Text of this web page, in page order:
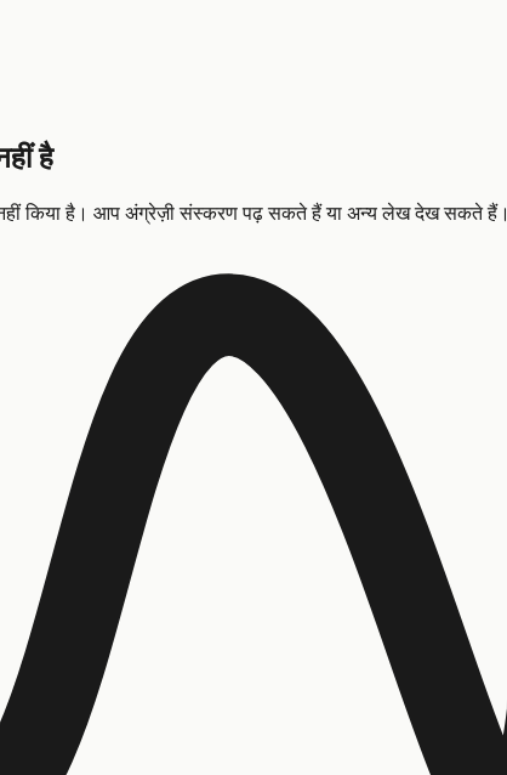
है
नहीं किया है। आप अंग्रेज़ी संस्करण पढ़ सकते हैं या अन्य लेख देख सकते हैं।